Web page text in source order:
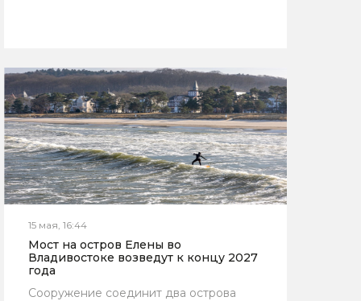
15 мая, 16:44
Мост на остров Елены во
Владивостоке возведут к концу 2027
года
Сооружение соединит два острова